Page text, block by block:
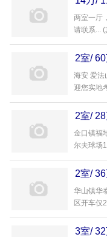
两室一厅
请联系... (
2室/
海安 爱法
迎您实地
2室/
金口镇福
尔夫球场
2室/
华山镇华
区开车仅
3室/